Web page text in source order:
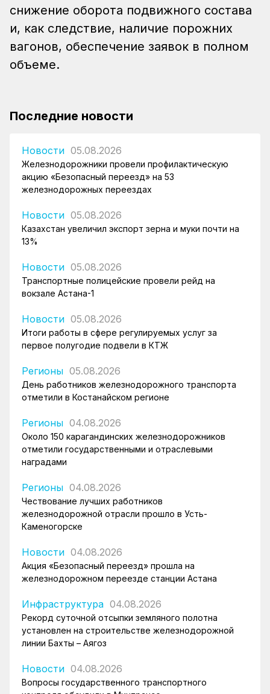
снижение оборота подвижного состава
и, как следствие, наличие порожних
вагонов, обеспечение заявок в полном
объеме.
Последние новости
Новости 05.08.2026
Железнодорожники провели профилактическую
акцию «Безопасный переезд» на 53
железнодорожных переездах
Новости 05.08.2026
Казахстан увеличил экспорт зерна и муки почти на
13%
Новости 05.08.2026
Транспортные полицейские провели рейд на
вокзале Астана-1
Новости 05.08.2026
Итоги работы в сфере регулируемых услуг за
первое полугодие подвели в КТЖ
Регионы 05.08.2026
День работников железнодорожного транспорта
отметили в Костанайском регионе
Регионы 04.08.2026
Около 150 карагандинских железнодорожников
отметили государственными и отраслевыми
наградами
Регионы 04.08.2026
Чествование лучших работников
железнодорожной отрасли прошло в Усть-
Каменогорске
Новости 04.08.2026
Акция «Безопасный переезд» прошла на
железнодорожном переезде станции Астана
Инфраструктура 04.08.2026
Рекорд суточной отсыпки земляного полотна
установлен на строительстве железнодорожной
линии Бахты – Аягоз
Новости 04.08.2026
Вопросы государственного транспортного